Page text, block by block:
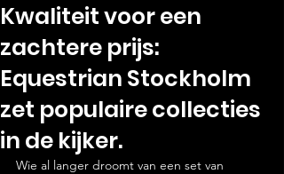
Kwaliteit voor een
zachtere prijs:
Equestrian Stockholm
zet populaire collecties
in de kijker.
Wie al langer droomt van een set van